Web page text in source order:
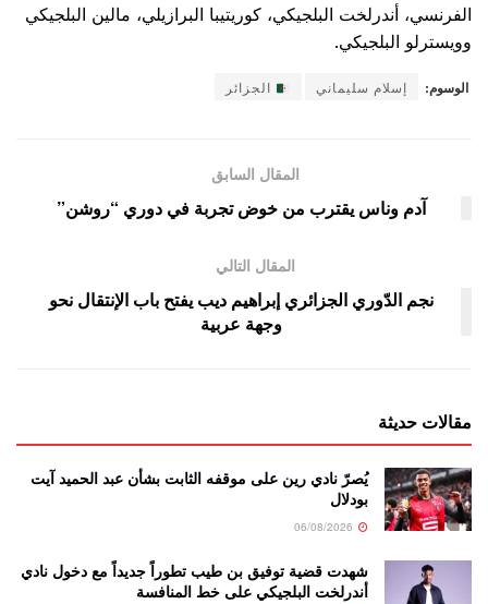
الفرنسي، أندرلخت البلجيكي، كوريتيبا البرازيلي، مالين البلجيكي
وويسترلو البلجيكي.
الوسوم: إسلام سليماني الجزائر
المقال السابق
آدم وناس يقترب من خوض تجربة في دوري “روشن”
المقال التالي
نجم الدّوري الجزائري إبراهيم ديب يفتح باب الإنتقال نحو
وجهة عربية
مقالات حديثة
يُصرّ نادي رين على موقفه الثابت بشأن عبد الحميد آيت
بودلال
شهدت قضية توفيق بن طيب تطوراً جديداً مع دخول نادي
أندرلخت البلجيكي على خط المنافسة